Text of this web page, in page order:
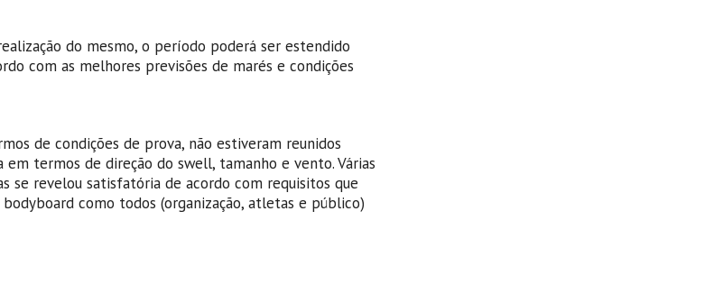
do mesmo, o período poderá ser estendido
com as melhores previsões de marés e condições
de condições de prova, não estiveram reunidos
termos de direção do swell, tamanho e vento. Várias
se revelou satisfatória de acordo com requisitos que
como todos (organização, atletas e público)